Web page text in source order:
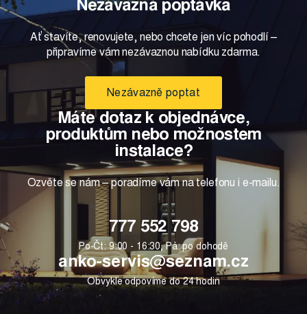
Ať stavíte, renovujete, nebo chcete jen víc pohodlí –
připravíme vám nezávaznou nabídku zdarma.
Nezávazně poptat
Máte dotaz k objednávce,
produktům nebo možnostem
instalace?
Ozvěte se nám – poradíme vám na telefonu i e-mailu.
777 552 798
Po-Čt: 9:00 - 16:30, Pá: po dohodě
anko-servis@seznam.cz
Obvykle odpovíme do 24 hodin